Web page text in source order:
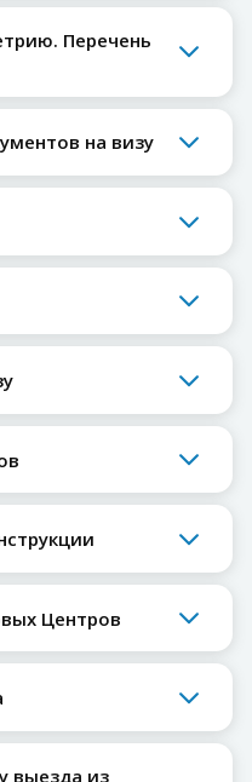
Перечень
на визу
Центров
выезда из